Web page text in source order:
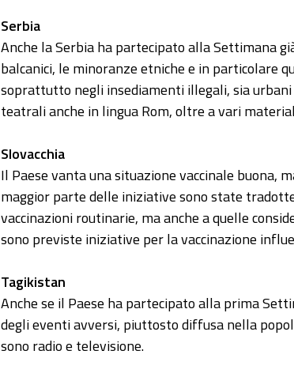
Serbia
Anche la Serbia ha partecipato alla Settimana
balcanici, le minoranze etniche e in particolare
soprattutto negli insediamenti illegali, sia
teatrali anche in lingua Rom, oltre a vari
Slovacchia
Il Paese vanta una situazione vaccinale buona,
maggior parte delle iniziative sono state
vaccinazioni routinarie, ma anche a quelle
sono previste iniziative per la vaccinazione
Tagikistan
Anche se il Paese ha partecipato alla prima
degli eventi avversi, piuttosto diffusa nella
sono radio e televisione.